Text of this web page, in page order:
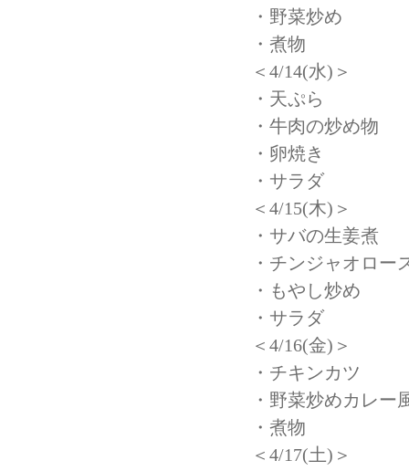
・野菜炒め
・煮物
＜4/14(水)＞
・天ぷら
・牛肉の炒め物
・卵焼き
・サラダ
＜4/15(木)＞
・サバの生姜煮
・チンジャオロー
・もやし炒め
・サラダ
＜4/16(金)＞
・チキンカツ
・野菜炒めカレー
・煮物
＜4/17(土)＞